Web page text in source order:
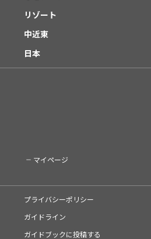
リゾート
中近東
日本
マイページ
プライバシーポリシー
ガイドライン
ガイドブックに投稿する